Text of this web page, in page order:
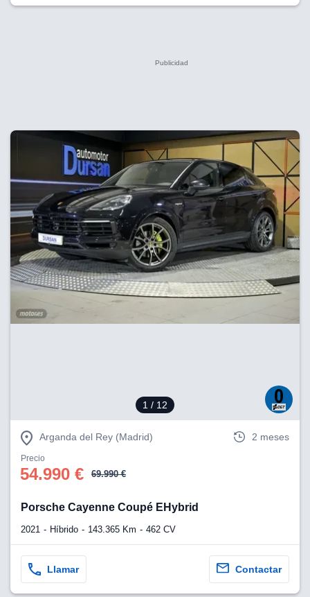
1 / 12
Arganda del Rey (Madrid) 2 meses
Precio
54.990 € 69.990 €
Porsche Cayenne Coupé EHybrid
2021 Híbrido 143.365 Km 462 CV
Llamar Contactar